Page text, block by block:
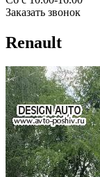
Заказать звонок
Renault